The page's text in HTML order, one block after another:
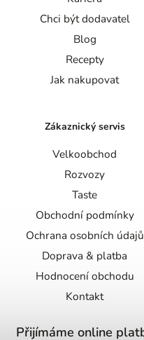
Chci být dodavatel
Blog
Recepty
Jak nakupovat
Zákaznický servis
Velkoobchod
Rozvozy
Taste
Obchodní podmínky
Ochrana osobních údajů
Doprava & platba
Hodnocení obchodu
Kontakt
Přijímáme online